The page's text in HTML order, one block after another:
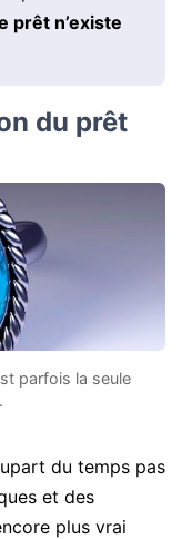
prêt n’existe
du prêt
parfois la seule
du temps pas
et des
plus vrai